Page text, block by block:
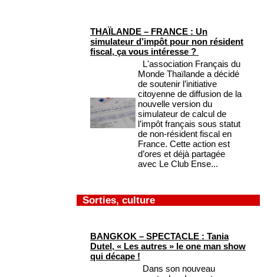
THAÏLANDE – FRANCE : Un
simulateur d’impôt pour non résident
fiscal, ça vous intéresse ?
L'association Français du
Monde Thaïlande a décidé
de soutenir l’initiative
citoyenne de diffusion de la
nouvelle version du
simulateur de calcul de
l’impôt français sous statut
de non-résident fiscal en
France. Cette action est
d’ores et déjà partagée
avec Le Club Ense...
Sorties, culture
BANGKOK – SPECTACLE : Tania
Dutel, « Les autres » le one man show
qui décape !
Dans son nouveau